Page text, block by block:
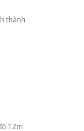
thành
12m